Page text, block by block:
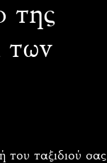
της
των
του ταξιδιού σας